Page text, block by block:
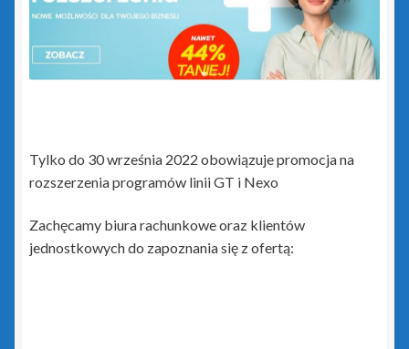
Gratyfikant GT Sfera
Rewizor GT
Sfera dla Gestora GT
Tylko do 30 września 2022 obowiązuje promocja na
rozszerzenia programów linii GT i Nexo
Zachęcamy biura rachunkowe oraz klientów
jednostkowych do zapoznania się z ofertą: